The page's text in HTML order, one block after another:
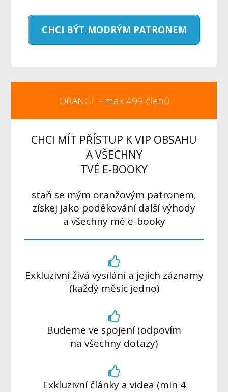
CHCI BÝT MODRÝM PATRONEM
ORANGE - max 499 členů
CHCI MÍT PŘÍSTUP K VIP OBSAHU
A VŠECHNY
TVÉ E-BOOKY
staň se mým oranžovým patronem,
získej jako poděkování další výhody
a všechny mé e-booky
Exkluzivní živá vysílání a jejich záznamy
(každý měsíc jedno)
Budeme ve spojení (odpovím
na všechny dotazy)
Exkluzivní články a videa (min 4